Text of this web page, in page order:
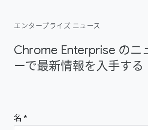
エンタープライズ ニュース
Chrome Enterprise のニ
ーで最新情報を入手する
名